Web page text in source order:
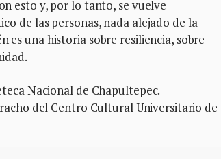
esto y, por lo tanto, se vuelve
de las personas, nada alejado de la
es una historia sobre resiliencia, sobre
Nacional de Chapultepec.
del Centro Cultural Universitario de